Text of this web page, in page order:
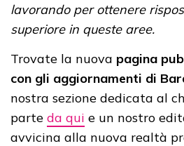
lavorando per ottenere
superiore in queste aree.
Trovate la nuova pagina
con gli aggiornamenti di
nostra sezione dedicata al
parte da qui e un nostro
avvicina alla nuova realtà